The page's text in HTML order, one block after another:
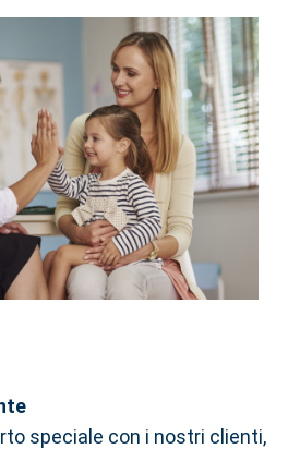
speciale con i nostri clienti,